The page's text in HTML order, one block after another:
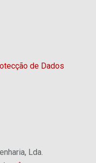
de Dados
Lda.